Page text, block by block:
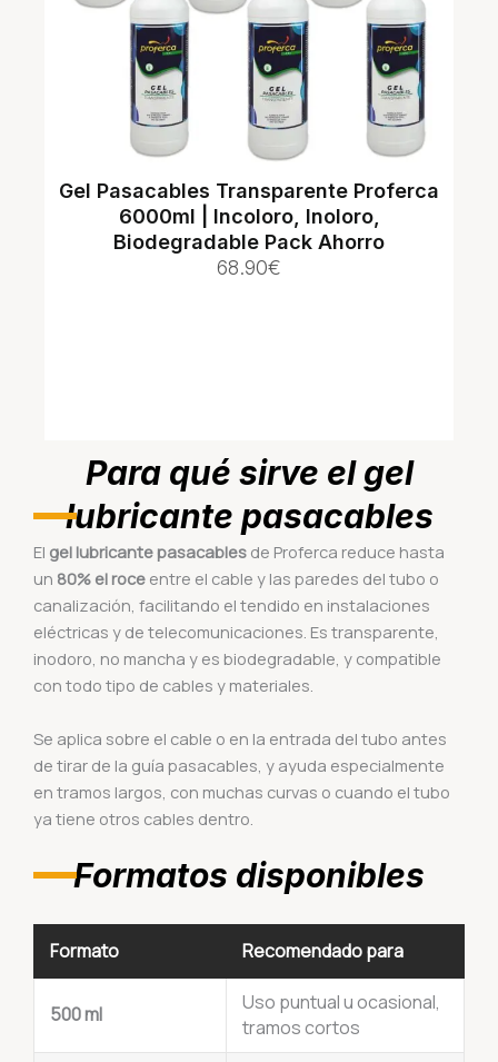
Gel Pasacables Transparente Proferca
6000ml | Incoloro, Inoloro,
Biodegradable Pack Ahorro
68.90€
Para qué sirve el gel
lubricante pasacables
El gel lubricante pasacables de Proferca reduce hasta
un 80% el roce entre el cable y las paredes del tubo o
canalización, facilitando el tendido en instalaciones
eléctricas y de telecomunicaciones. Es transparente,
inodoro, no mancha y es biodegradable, y compatible
con todo tipo de cables y materiales.
Se aplica sobre el cable o en la entrada del tubo antes
de tirar de la guía pasacables, y ayuda especialmente
en tramos largos, con muchas curvas o cuando el tubo
ya tiene otros cables dentro.
Formatos disponibles
Formato Recomendado para
500 ml
Uso puntual u ocasional,
tramos cortos